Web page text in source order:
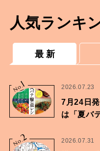
人気ランキ
最 新
No.
1 2026.07.23
7月24日
は「夏バ
No.2 2026.07.31